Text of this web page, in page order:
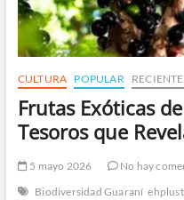
CULTURA POPULAR
Frutas Exóticas
Tesoros que
5 mayo 2026
No hay
Biodiversidad Guaraní